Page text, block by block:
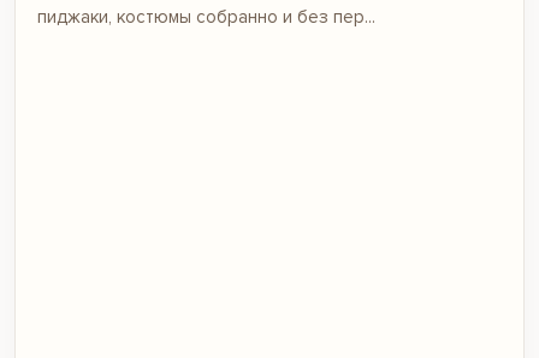
пиджаки, костюмы собранно и без пер...